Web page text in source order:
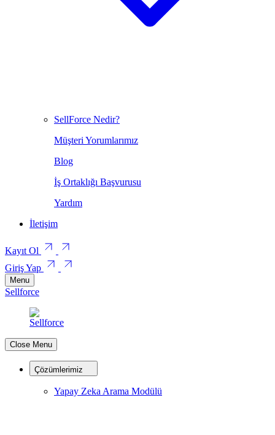
SellForce Nedir?
Müşteri Yorumlarımız
Blog
İş Ortaklığı Başvurusu
Yardım
İletişim
Kayıt Ol
Giriş Yap
Menu
Sellforce
Close Menu
Çözümlerimiz
Yapay Zeka Arama Modülü